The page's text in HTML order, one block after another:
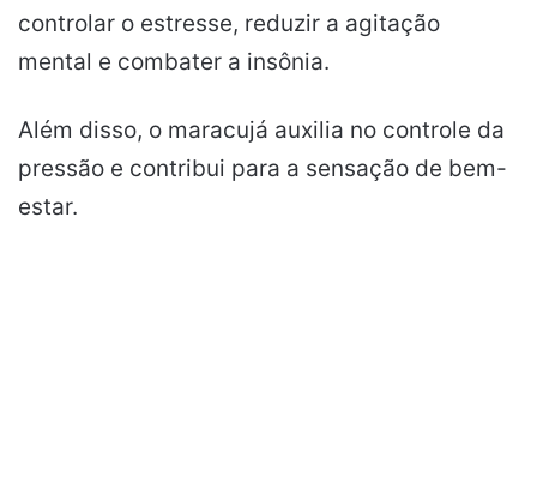
controlar o estresse, reduzir a agitação
mental e combater a insônia.
Além disso, o maracujá auxilia no controle da
pressão e contribui para a sensação de bem-
estar.